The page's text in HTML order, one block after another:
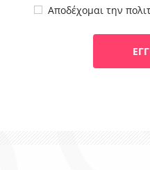
Αποδέχομαι την